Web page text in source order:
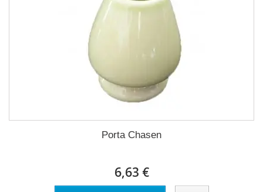
Porta Chasen
6,63 €